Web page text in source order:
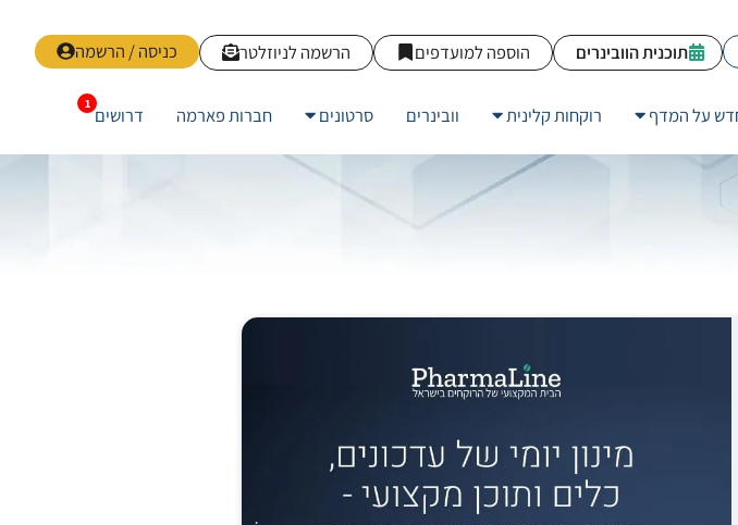
כניסה / הרשמה הרשמה לניוזלטר הוספה למועדפים תוכנית הוובינרים
על המדף רוקחות קלינית וובינרים סרטונים חברות פארמה דרושים